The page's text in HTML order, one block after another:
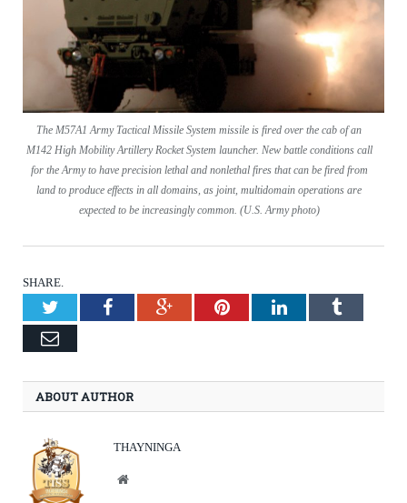
The M57A1 Army Tactical Missile System missile is fired over the cab of an
M142 High Mobility Artillery Rocket System launcher. New battle conditions call
for the Army to have precision lethal and nonlethal fires that can be fired from
land to produce effects in all domains, as joint, multidomain operations are
expected to be increasingly common. (U.S. Army photo)
SHARE.
TwitterFacebookGoogle+PinterestLinkedInTumblr
Email
ABOUT AUTHOR
THAYNINGA
Website